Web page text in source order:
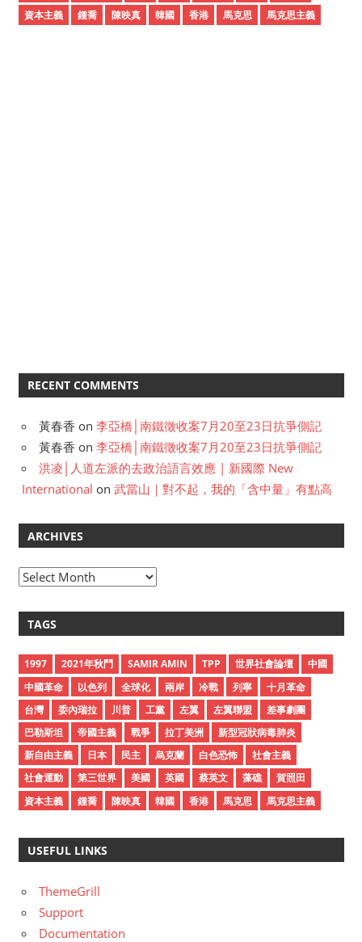
資本主義
鍾喬 陳映真 韓國 香港 馬克思 馬克思主義
RECENT COMMENTS
黃春香 on 李亞橋│南鐵徵收案7月20至23日抗爭側記
黃春香 on 李亞橋│南鐵徵收案7月20至23日抗爭側記
洪凌│人道左派的去政治語言效應 | 新國際 New
International on 武當山｜對不起，我的「含中量」有點高
ARCHIVES
A
h
v
e
s
TAGS
1997 2021年秋鬥 SAMIR AMIN TPP 世界社會論壇
中國
中國革命
以色列 全球化 兩岸 冷戰 列寧
十月革命
台灣
委內瑞拉 川普 工黨 左翼 左翼聯盟
差事劇團
巴勒斯坦
帝國主義 戰爭 拉丁美洲
新型冠狀病毒肺炎
新自由主義
日本 民主 烏克蘭 白色恐怖
社會主義
社會運動
第三世界 美國 英國 蔡英文 藻礁
賀照田
資本主義
鍾喬 陳映真 韓國 香港 馬克思 馬克思主義
USEFUL LINKS
ThemeGrill
Support
Documentation